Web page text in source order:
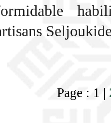
Page : 1 |